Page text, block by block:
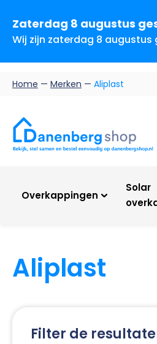
Zaterdag 8 augustus
Wij zijn zaterdag 8
Home — Merken — Aliplast
Overkappingen
Solar
Aliplast
Filter de